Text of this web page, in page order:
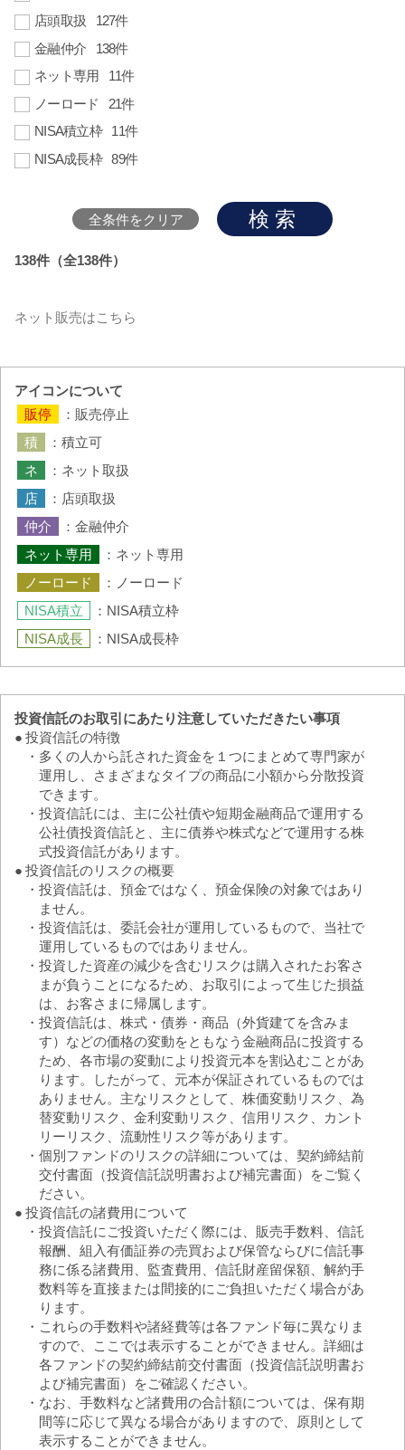
店頭取扱
127件
金融仲介
138件
ネット専用
11件
ノーロード
21件
NISA積立枠
11件
NISA成長枠
89件
全条件をクリア 検索
138件（全138件）
ネット販売はこちら
アイコンについて
：販売停止
：積立可
：ネット取扱
：店頭取扱
：金融仲介
：ネット専用
：ノーロード
：NISA積立枠
：NISA成長枠
投資信託のお取引にあたり注意していただきたい事項
● 投資信託の特徴
・ 多くの人から託された資金を１つにまとめて専門家が
運用し、さまざまなタイプの商品に小額から分散投資
できます。
・ 投資信託には、主に公社債や短期金融商品で運用する
公社債投資信託と、主に債券や株式などで運用する株
式投資信託があります。
● 投資信託のリスクの概要
・ 投資信託は、預金ではなく、預金保険の対象ではあり
ません。
・ 投資信託は、委託会社が運用しているもので、当社で
運用しているものではありません。
・ 投資した資産の減少を含むリスクは購入されたお客さ
まが負うことになるため、お取引によって生じた損益
は、お客さまに帰属します。
・ 投資信託は、株式・債券・商品（外貨建てを含みま
す）などの価格の変動をともなう金融商品に投資する
ため、各市場の変動により投資元本を割込むことがあ
ります。したがって、元本が保証されているものでは
ありません。主なリスクとして、株価変動リスク、為
替変動リスク、金利変動リスク、信用リスク、カント
リーリスク、流動性リスク等があります。
・ 個別ファンドのリスクの詳細については、契約締結前
交付書面（投資信託説明書および補完書面）をご覧く
ださい。
● 投資信託の諸費用について
・ 投資信託にご投資いただく際には、販売手数料、信託
報酬、組入有価証券の売買および保管ならびに信託事
務に係る諸費用、監査費用、信託財産留保額、解約手
数料等を直接または間接的にご負担いただく場合があ
ります。
・ これらの手数料や諸経費等は各ファンド毎に異なりま
すので、ここでは表示することができません。詳細は
各ファンドの契約締結前交付書面（投資信託説明書お
よび補完書面）をご確認ください。
・ なお、手数料など諸費用の合計額については、保有期
間等に応じて異なる場合がありますので、原則として
表示することができません。